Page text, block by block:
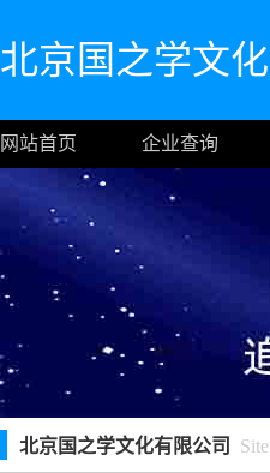
北京国之学文
网站首页 企业查询
北京国之学文化有限公司